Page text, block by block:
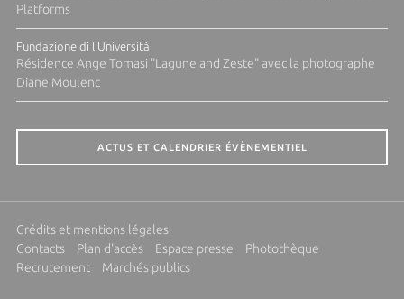
Platforms
Fundazione di l'Università
Résidence Ange Tomasi "Lagune and Zeste" avec la photographe
Diane Moulenc
ACTUS ET CALENDRIER ÉVÈNEMENTIEL
Crédits et mentions légales
Contacts
Plan d'accès Espace presse
Photothèque
Recrutement
Marchés publics